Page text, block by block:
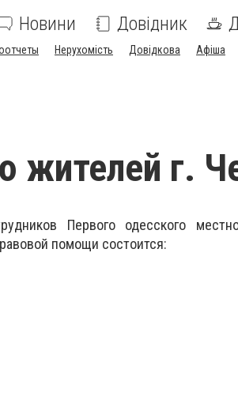
Новини Довідник
Нерухомість Довідкова Афіша
жителей г.
Первого одесского
помощи состоится: